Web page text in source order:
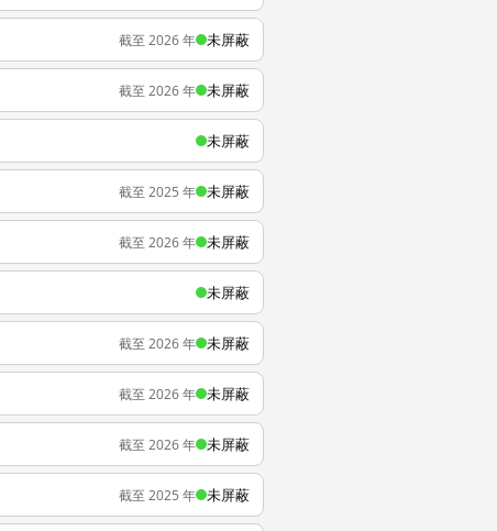
截至 2026 年 未屏蔽
截至 2026 年 未屏蔽
未屏蔽
截至 2025 年 未屏蔽
截至 2026 年 未屏蔽
未屏蔽
截至 2026 年 未屏蔽
截至 2026 年 未屏蔽
截至 2026 年 未屏蔽
截至 2025 年 未屏蔽